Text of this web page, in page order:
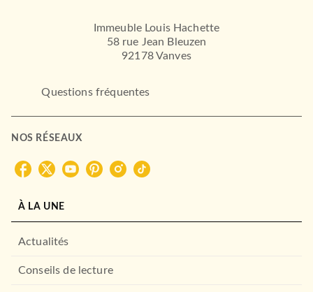
Immeuble Louis Hachette
58 rue Jean Bleuzen
92178 Vanves
Questions fréquentes
NOS RÉSEAUX
À LA UNE
Actualités
Conseils de lecture